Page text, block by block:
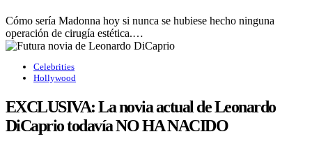
Cómo sería Madonna hoy si nunca se hubiese hecho ninguna
operación de cirugía estética.…
Celebrities
Hollywood
EXCLUSIVA: La novia actual de Leonardo
DiCaprio todavía NO HA NACIDO